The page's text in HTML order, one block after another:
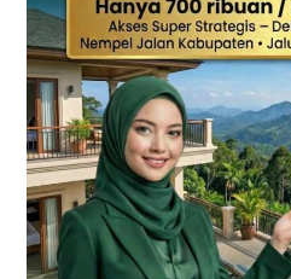
|
SHM
Pecah
Sertifikat
|
Dekat
Tol
Citeureup
–